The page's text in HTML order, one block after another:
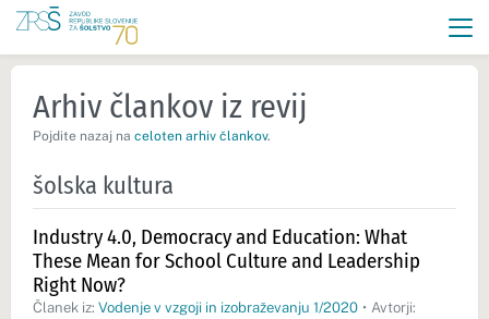
Arhiv člankov iz revij
Pojdite nazaj na celoten arhiv člankov.
šolska kultura
Industry 4.0, Democracy and Education: What
These Mean for School Culture and Leadership
Right Now?
Članek iz: Vodenje v vzgoji in izobraževanju 1/2020 • Avtorji: